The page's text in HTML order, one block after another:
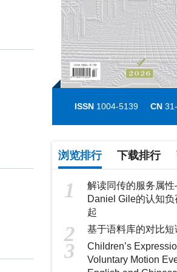
ISSN 1004-5139 CN
浏览排行 下载排行
1
解读同传的服务属
Daniel Gile的认知负
起
2 基于语料库的对比短
3
Children’s
Voluntary Motion